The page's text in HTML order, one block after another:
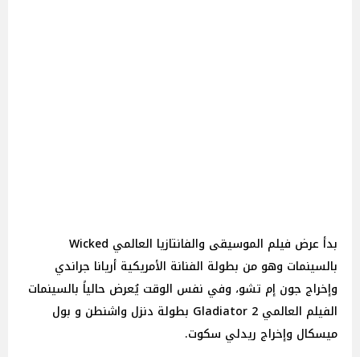
بدأ عرض فيلم الموسيقى والفانتازيا العالمي Wicked
بالسينمات وهو من بطولة الفنانة الأمريكية أريانا جراندي
وإخراج جون إم تشو، وفي نفس الوقت يُعرض حالياً بالسينمات
الفيلم العالمي Gladiator 2 بطولة دنزل واشنطن و بول
ميسكال وإخراج ريدلي سكوت.